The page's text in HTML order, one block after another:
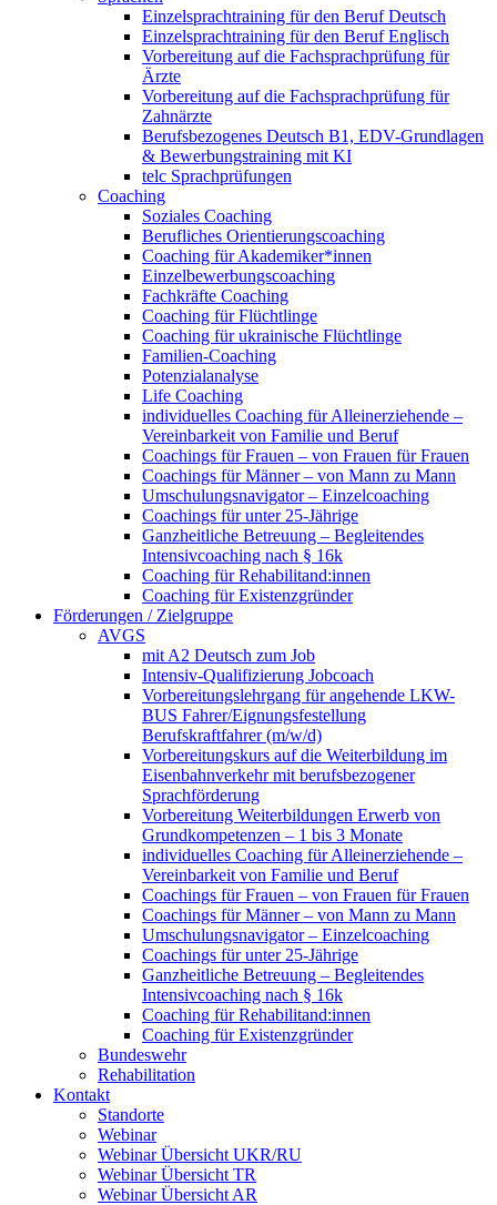
Einzelsprachtraining für den Beruf Deutsch
Einzelsprachtraining für den Beruf Englisch
Vorbereitung auf die Fachsprachprüfung für
Ärzte
Vorbereitung auf die Fachsprachprüfung für
Zahnärzte
Berufsbezogenes Deutsch B1, EDV-Grundlagen
& Bewerbungstraining mit KI
telc Sprachprüfungen
Coaching
Soziales Coaching
Berufliches Orientierungscoaching
Coaching für Akademiker*innen
Einzelbewerbungscoaching
Fachkräfte Coaching
Coaching für Flüchtlinge
Coaching für ukrainische Flüchtlinge
Familien-Coaching
Potenzialanalyse
Life Coaching
individuelles Coaching für Alleinerziehende –
Vereinbarkeit von Familie und Beruf
Coachings für Frauen – von Frauen für Frauen
Coachings für Männer – von Mann zu Mann
Umschulungsnavigator – Einzelcoaching
Coachings für unter 25-Jährige
Ganzheitliche Betreuung – Begleitendes
Intensivcoaching nach § 16k
Coaching für Rehabilitand:innen
Coaching für Existenzgründer
Förderungen / Zielgruppe
AVGS
mit A2 Deutsch zum Job
Intensiv-Qualifizierung Jobcoach
Vorbereitungslehrgang für angehende LKW-
BUS Fahrer/Eignungsfestellung
Berufskraftfahrer (m/w/d)
Vorbereitungskurs auf die Weiterbildung im
Eisenbahnverkehr mit berufsbezogener
Sprachförderung
Vorbereitung Weiterbildungen Erwerb von
Grundkompetenzen – 1 bis 3 Monate
individuelles Coaching für Alleinerziehende –
Vereinbarkeit von Familie und Beruf
Coachings für Frauen – von Frauen für Frauen
Coachings für Männer – von Mann zu Mann
Umschulungsnavigator – Einzelcoaching
Coachings für unter 25-Jährige
Ganzheitliche Betreuung – Begleitendes
Intensivcoaching nach § 16k
Coaching für Rehabilitand:innen
Coaching für Existenzgründer
Bundeswehr
Rehabilitation
Kontakt
Standorte
Webinar
Webinar Übersicht UKR/RU
Webinar Übersicht TR
Webinar Übersicht AR